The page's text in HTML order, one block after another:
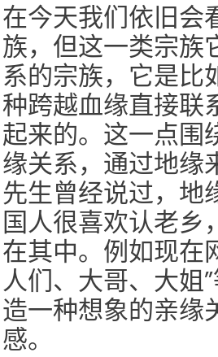
在今天我们依旧会
族，但这一类宗族
系的宗族，它是比
种跨越血缘直接联
起来的。这一点围
缘关系，通过地缘
先生曾经说过，地
国人很喜欢认老乡
在其中。例如现在
人们、大哥、大姐
造一种想象的亲缘
感。